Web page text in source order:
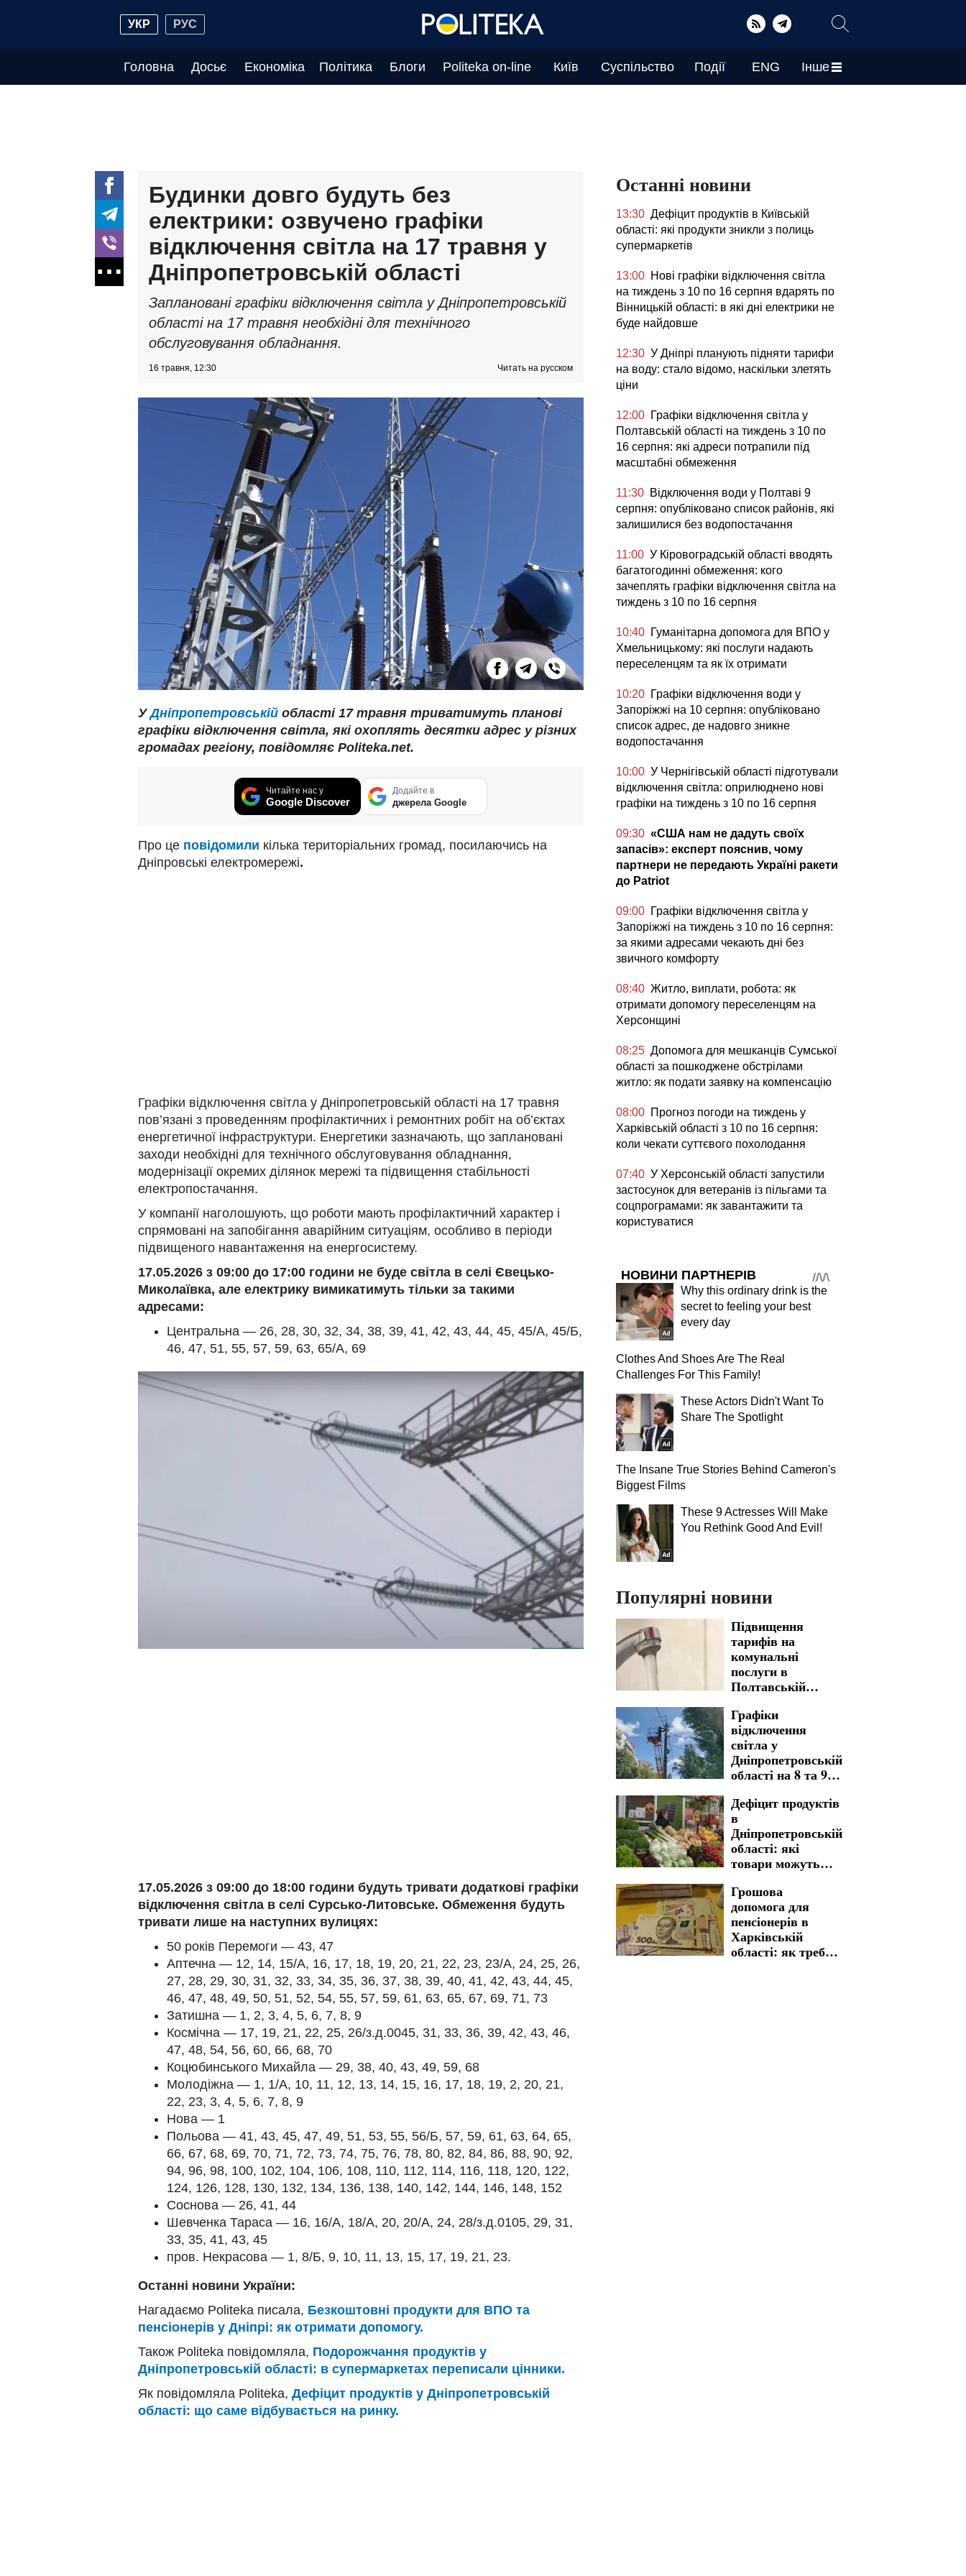
УКР РУС
Головна Досьє Економіка Політика Блоги Politeka on-line Київ Суспільство Події ENG Інше
Будинки довго будуть без
електрики: озвучено графіки
відключення світла на 17 травня у
Дніпропетровській області
Заплановані графіки відключення світла у Дніпропетровській
області на 17 травня необхідні для технічного
обслуговування обладнання.
16 травня, 12:30 Читать на русском
УДніпропетровській області 17 травня триватимуть планові
графіки відключення світла, які охоплять десятки адрес у різних
громадах регіону, повідомляє Politeka.net.
Читайте нас у
Google Discover
Додайте в
джерела Google
Про це повідомили кілька територіальних громад, посилаючись на
Дніпровські електромережі.
Графіки відключення світла у Дніпропетровській області на 17 травня
пов’язані з проведенням профілактичних і ремонтних робіт на об’єктах
енергетичної інфраструктури. Енергетики зазначають, що заплановані
заходи необхідні для технічного обслуговування обладнання,
модернізації окремих ділянок мережі та підвищення стабільності
електропостачання.
У компанії наголошують, що роботи мають профілактичний характер і
спрямовані на запобігання аварійним ситуаціям, особливо в періоди
підвищеного навантаження на енергосистему.
17.05.2026 з 09:00 до 17:00 години не буде світла в селі Євецько-
Миколаївка, але електрику вимикатимуть тільки за такими
адресами:
Центральна — 26, 28, 30, 32, 34, 38, 39, 41, 42, 43, 44, 45, 45/А, 45/Б,
46, 47, 51, 55, 57, 59, 63, 65/А, 69
17.05.2026 з 09:00 до 18:00 години будуть тривати додаткові графіки
відключення світла в селі Сурсько-Литовське. Обмеження будуть
тривати лише на наступних вулицях:
50 років Перемоги — 43, 47
Аптечна — 12, 14, 15/А, 16, 17, 18, 19, 20, 21, 22, 23, 23/А, 24, 25, 26,
27, 28, 29, 30, 31, 32, 33, 34, 35, 36, 37, 38, 39, 40, 41, 42, 43, 44, 45,
46, 47, 48, 49, 50, 51, 52, 54, 55, 57, 59, 61, 63, 65, 67, 69, 71, 73
Затишна — 1, 2, 3, 4, 5, 6, 7, 8, 9
Космічна — 17, 19, 21, 22, 25, 26/з.д.0045, 31, 33, 36, 39, 42, 43, 46,
47, 48, 54, 56, 60, 66, 68, 70
Коцюбинського Михайла — 29, 38, 40, 43, 49, 59, 68
Молодіжна — 1, 1/А, 10, 11, 12, 13, 14, 15, 16, 17, 18, 19, 2, 20, 21,
22, 23, 3, 4, 5, 6, 7, 8, 9
Нова — 1
Польова — 41, 43, 45, 47, 49, 51, 53, 55, 56/Б, 57, 59, 61, 63, 64, 65,
66, 67, 68, 69, 70, 71, 72, 73, 74, 75, 76, 78, 80, 82, 84, 86, 88, 90, 92,
94, 96, 98, 100, 102, 104, 106, 108, 110, 112, 114, 116, 118, 120, 122,
124, 126, 128, 130, 132, 134, 136, 138, 140, 142, 144, 146, 148, 152
Соснова — 26, 41, 44
Шевченка Тараса — 16, 16/А, 18/А, 20, 20/А, 24, 28/з.д.0105, 29, 31,
33, 35, 41, 43, 45
пров. Некрасова — 1, 8/Б, 9, 10, 11, 13, 15, 17, 19, 21, 23.
Останні новини України:
Нагадаємо Politeka писала, Безкоштовні продукти для ВПО та
пенсіонерів у Дніпрі: як отримати допомогу.
Також Politeka повідомляла, Подорожчання продуктів у
Дніпропетровській області: в супермаркетах переписали цінники.
Як повідомляла Politeka, Дефіцит продуктів у Дніпропетровській
області: що саме відбувається на ринку.
Останні новини
13:30 Дефіцит продуктів в Київській
області: які продукти зникли з полиць
супермаркетів
13:00 Нові графіки відключення світла
на тиждень з 10 по 16 серпня вдарять по
Вінницькій області: в які дні електрики не
буде найдовше
12:30 У Дніпрі планують підняти тарифи
на воду: стало відомо, наскільки злетять
ціни
12:00 Графіки відключення світла у
Полтавській області на тиждень з 10 по
16 серпня: які адреси потрапили під
масштабні обмеження
11:30 Відключення води у Полтаві 9
серпня: опубліковано список районів, які
залишилися без водопостачання
11:00 У Кіровоградській області вводять
багатогодинні обмеження: кого
зачеплять графіки відключення світла на
тиждень з 10 по 16 серпня
10:40 Гуманітарна допомога для ВПО у
Хмельницькому: які послуги надають
переселенцям та як їх отримати
10:20 Графіки відключення води у
Запоріжжі на 10 серпня: опубліковано
список адрес, де надовго зникне
водопостачання
10:00 У Чернігівській області підготували
відключення світла: оприлюднено нові
графіки на тиждень з 10 по 16 серпня
09:30 «США нам не дадуть своїх
запасів»: експерт пояснив, чому
партнери не передають Україні ракети
до Patriot
09:00 Графіки відключення світла у
Запоріжжі на тиждень з 10 по 16 серпня:
за якими адресами чекають дні без
звичного комфорту
08:40 Житло, виплати, робота: як
отримати допомогу переселенцям на
Херсонщині
08:25 Допомога для мешканців Сумської
області за пошкоджене обстрілами
житло: як подати заявку на компенсацію
08:00 Прогноз погоди на тиждень у
Харківській області з 10 по 16 серпня:
коли чекати суттєвого похолодання
07:40 У Херсонській області запустили
застосунок для ветеранів із пільгами та
соцпрограмами: як завантажити та
користуватися
НОВИНИ ПАРТНЕРІВ
Why this ordinary drink is the
secret to feeling your best
every day
Clothes And Shoes Are The Real
Challenges For This Family!
These Actors Didn't Want To
Share The Spotlight
The Insane True Stories Behind Cameron's
Biggest Films
These 9 Actresses Will Make
You Rethink Good And Evil!
Популярні новини
Підвищення
тарифів на
комунальні
послуги в
Полтавській
вартістю
мешканці
стикнуться у
платіжках
Графіки
відключення
світла у
Дніпропетровській
області на 8 та 9
доведеться
зустріти вихідні
без електрики
Дефіцит продуктів
в
Дніпропетровській
області: які
товари можуть
магазинах
Грошова
допомога для
пенсіонерів в
Харківській
області: як треба